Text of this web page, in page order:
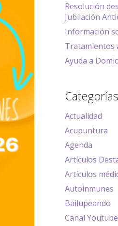
Resolución
Jubilación
Información
Tratamientos
Ayuda a
Categorías
Actualidad
Acupuntura
Agenda
Artículos
Artículos
Autoinmunes
Bailupeando
Canal Youtube